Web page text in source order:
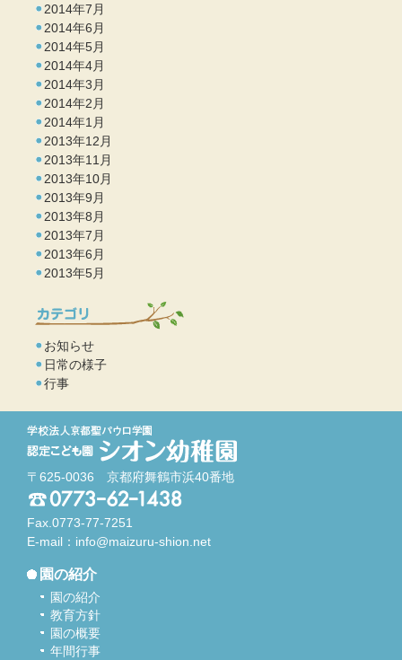
2014年7月
2014年6月
2014年5月
2014年4月
2014年3月
2014年2月
2014年1月
2013年12月
2013年11月
2013年10月
2013年9月
2013年8月
2013年7月
2013年6月
2013年5月
お知らせ
日常の様子
行事
〒625-0036 京都府舞鶴市浜40番地
Fax.0773-77-7251
E-mail： info@maizuru-shion.net
園の紹介
園の紹介
教育方針
園の概要
年間行事